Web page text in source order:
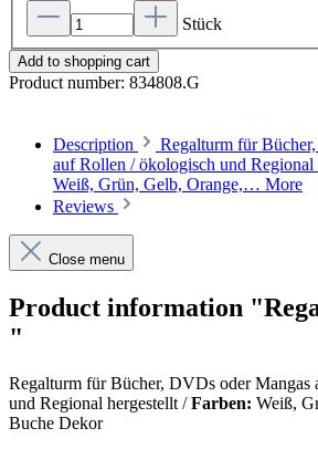
Stück
Add to shopping cart
Product number: 834808.G
Description
Regalturm für
auf Rollen / ökologisch und Regional
Weiß, Grün, Gelb, Orange,… More
Reviews
Close menu
Product information
"
Regalturm für Bücher, DVDs oder Mangas
und Regional hergestellt /Farben: Weiß,
Buche Dekor